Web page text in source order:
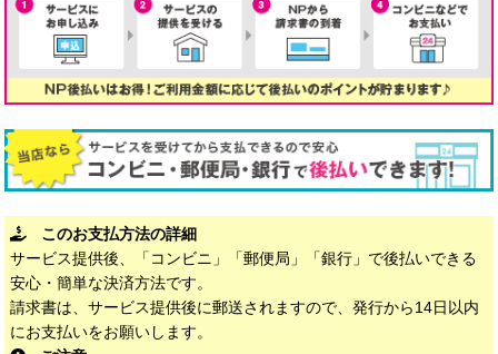
このお支払方法の詳細
サービス提供後、「コンビニ」「郵便局」「銀行」で後払いできる
安心・簡単な決済方法です。
請求書は、サービス提供後に郵送されますので、発行から14日以内
にお支払いをお願いします。